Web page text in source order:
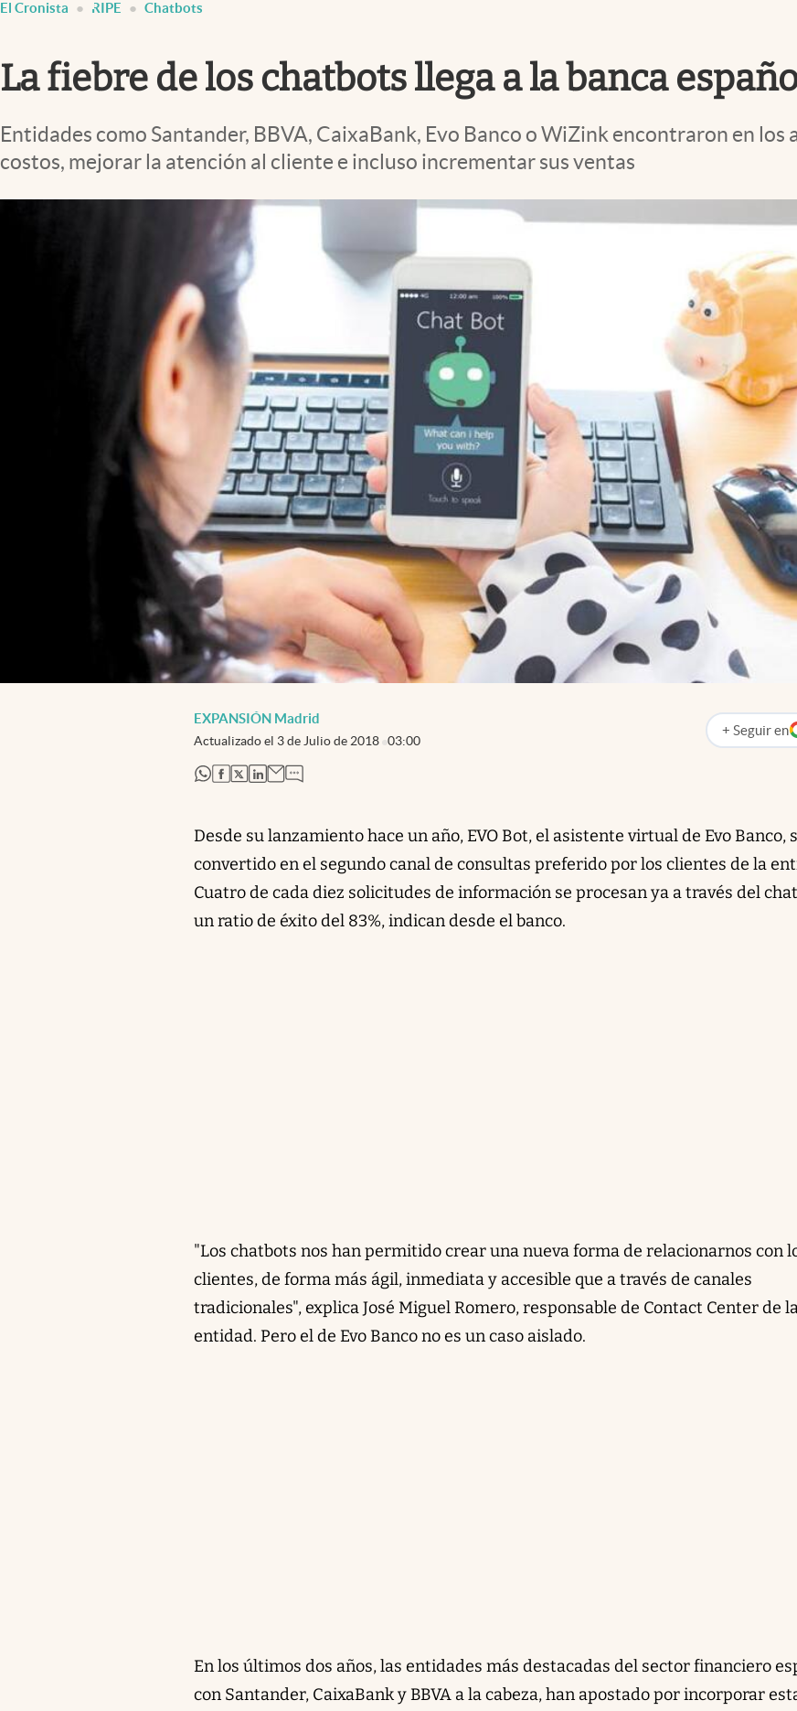
Infotechnology
Clima
El Cronista RIPE Chatbots
La fiebre de los chatbots llega a la banca
Entidades como Santander, BBVA, CaixaBank, Evo Banco o WiZink encontraron en
costos, mejorar la atención al cliente e incluso incrementar sus ventas
EXPANSIÓN Madrid
Actualizado el 3 de Julio de 2018 03:00
+ Seguir en
abre en
abre en nueva pestaña
abre en nueva pestaña
abre en nueva pestaña
abre en nueva pestaña
Desde su lanzamiento hace un año, EVO Bot, el asistente virtual de Evo Banco,
convertido en el segundo canal de consultas preferido por los clientes de la
Cuatro de cada diez solicitudes de información se procesan ya a través del
un ratio de éxito del 83%, indican desde el banco.
"Los chatbots nos han permitido crear una nueva forma de relacionarnos con
clientes, de forma más ágil, inmediata y accesible que a través de canales
tradicionales", explica José Miguel Romero, responsable de Contact Center de
entidad. Pero el de Evo Banco no es un caso aislado.
En los últimos dos años, las entidades más destacadas del sector financiero
con Santander, CaixaBank y BBVA a la cabeza, han apostado por incorporar